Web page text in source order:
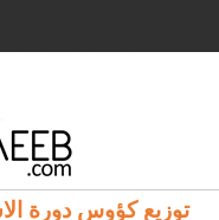
توزيع كؤوس دورة